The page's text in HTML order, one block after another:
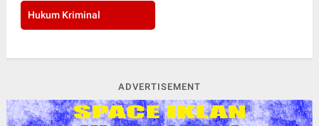
Hukum Kriminal
ADVERTISEMENT